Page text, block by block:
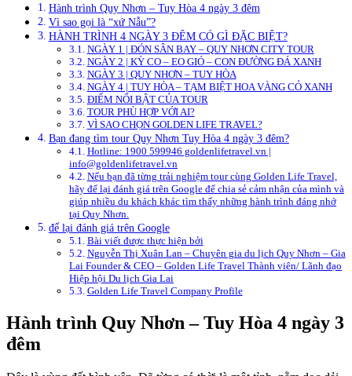
Hành trình Quy Nhơn – Tuy Hòa 4 ngày 3 đêm
Vì sao gọi là “xứ Nẫu”?
HÀNH TRÌNH 4 NGÀY 3 ĐÊM CÓ GÌ ĐẶC BIỆT?
NGÀY 1 | ĐÓN SÂN BAY – QUY NHƠN CITY TOUR
NGÀY 2 | KỲ CO – EO GIÓ – CON ĐƯỜNG ĐÁ XANH
NGÀY 3 | QUY NHƠN – TUY HÒA
NGÀY 4 | TUY HÒA – TẠM BIỆT HOA VÀNG CỎ XANH
ĐIỂM NỔI BẬT CỦA TOUR
TOUR PHÙ HỢP VỚI AI?
VÌ SAO CHỌN GOLDEN LIFE TRAVEL?
Bạn đang tìm tour Quy Nhơn Tuy Hòa 4 ngày 3 đêm?
Hotline: 1900 599946 goldenlifetravel.vn |
info@goldenlifetravel.vn
Nếu bạn đã từng trải nghiệm tour cùng Golden Life Travel,
hãy để lại đánh giá trên Google để chia sẻ cảm nhận của mình và
giúp nhiều du khách khác tìm thấy những hành trình đáng nhớ
tại Quy Nhơn.
để lại đánh giá trên Google
Bài viết được thực hiện bởi
Nguyễn Thị Xuân Lan – Chuyên gia du lịch Quy Nhơn – Gia
Lai Founder & CEO – Golden Life Travel Thành viên/ Lãnh đạo
Hiệp hội Du lịch Gia Lai
Golden Life Travel Company Profile
Hành trình Quy Nhơn – Tuy Hòa 4 ngày 3
đêm